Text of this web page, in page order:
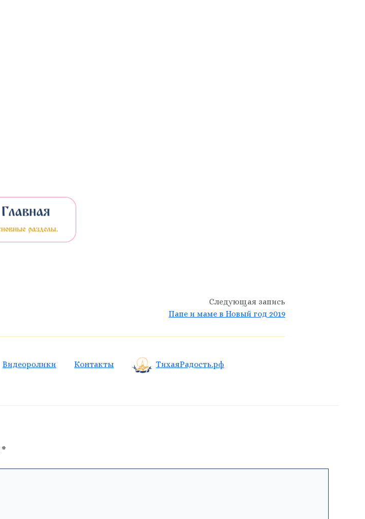
Следующая запись
Папе и маме в Новый год 2019
Видеоролики Контакты ТихаяРадость.рф
*